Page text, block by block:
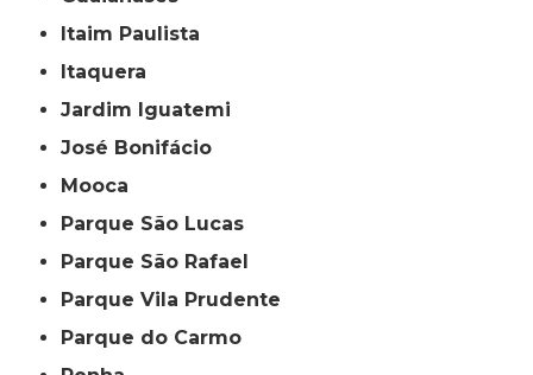
Itaim Paulista
Itaquera
Jardim Iguatemi
José Bonifácio
Mooca
Parque São Lucas
Parque São Rafael
Parque Vila Prudente
Parque do Carmo